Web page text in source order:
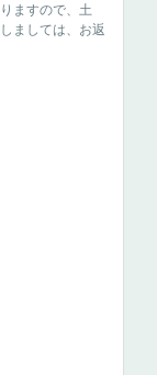
ますので、土
ましては、お返